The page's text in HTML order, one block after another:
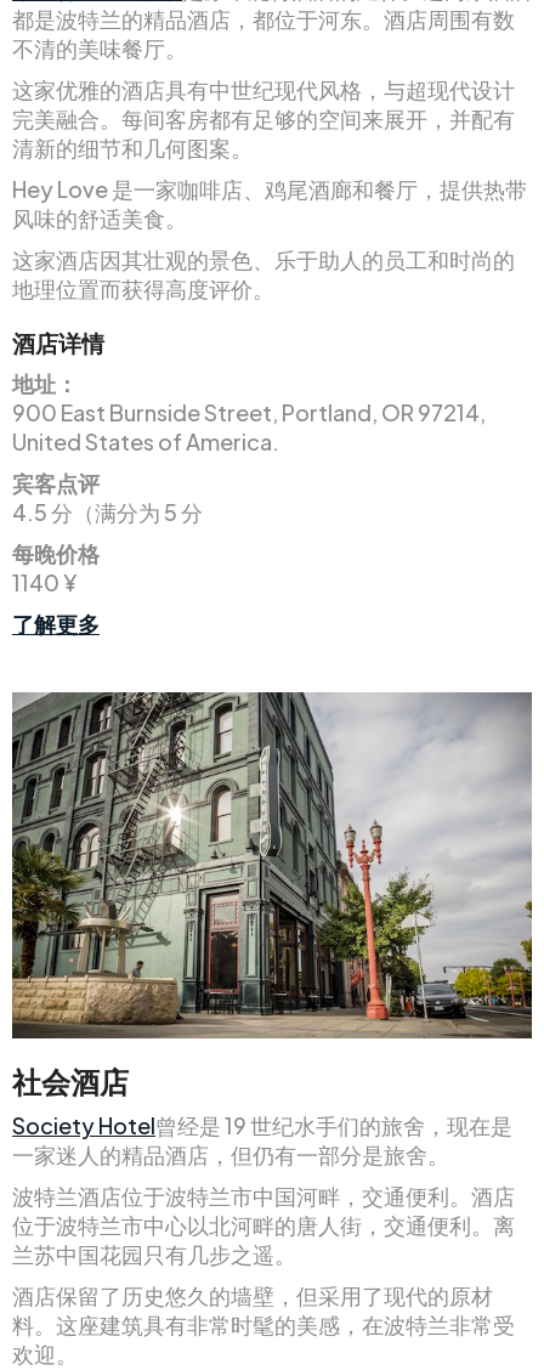
都是波特兰的精品酒店，都位于河东。酒店周围有数
不清的美味餐厅。
这家优雅的酒店具有中世纪现代风格，与超现代设计
完美融合。每间客房都有足够的空间来展开，并配有
清新的细节和几何图案。
Hey Love 是一家咖啡店、鸡尾酒廊和餐厅，提供热带
风味的舒适美食。
这家酒店因其壮观的景色、乐于助人的员工和时尚的
地理位置而获得高度评价。
酒店详情
地址：
900 East Burnside Street, Portland, OR 97214,
United States of America.
宾客点评
4.5 分（满分为 5 分
每晚价格
1140 ¥
了解更多
社会酒店
Society Hotel曾经是 19 世纪水手们的旅舍，现在是
一家迷人的精品酒店，但仍有一部分是旅舍。
波特兰酒店位于波特兰市中国河畔，交通便利。酒店
位于波特兰市中心以北河畔的唐人街，交通便利。离
兰苏中国花园只有几步之遥。
酒店保留了历史悠久的墙壁，但采用了现代的原材
料。这座建筑具有非常时髦的美感，在波特兰非常受
欢迎。